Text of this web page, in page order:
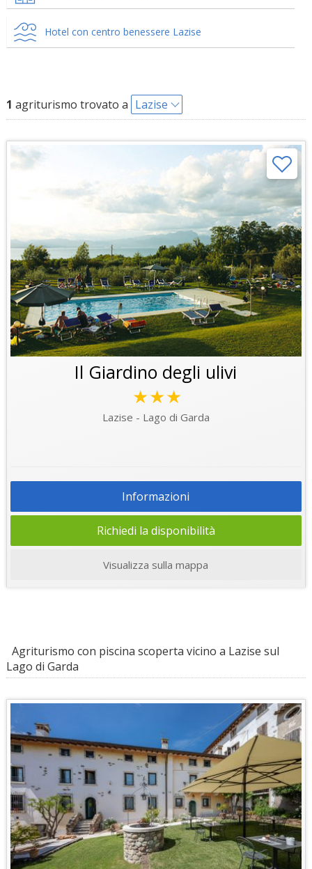
Hotel con centro benessere Lazise
1 agriturismo trovato a Lazise
Il Giardino degli ulivi
★★★
Lazise - Lago di Garda
Informazioni
Richiedi la disponibilità
Visualizza sulla mappa
Agriturismo con piscina scoperta vicino a Lazise sul
Lago di Garda